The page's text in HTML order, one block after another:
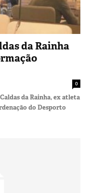
da Rainha
0
da Rainha, ex atleta
do Desporto